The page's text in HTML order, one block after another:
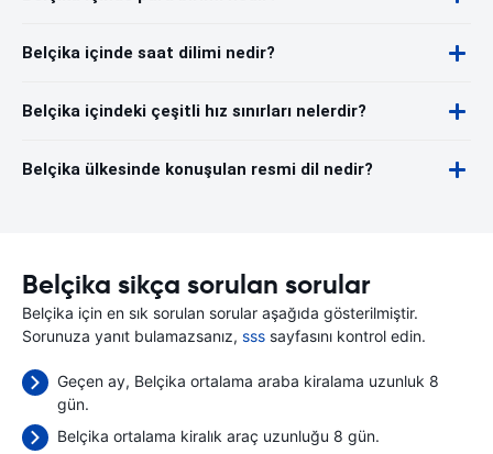
Belçika içinde saat dilimi nedir?
Belçika içindeki çeşitli hız sınırları nelerdir?
Belçika ülkesinde konuşulan resmi dil nedir?
Belçika sikça sorulan sorular
Belçika için en sık sorulan sorular aşağıda gösterilmiştir.
Sorunuza yanıt bulamazsanız, sss sayfasını kontrol edin.
Geçen ay, Belçika ortalama araba kiralama uzunluk 8
gün.
Belçika ortalama kiralık araç uzunluğu 8 gün.